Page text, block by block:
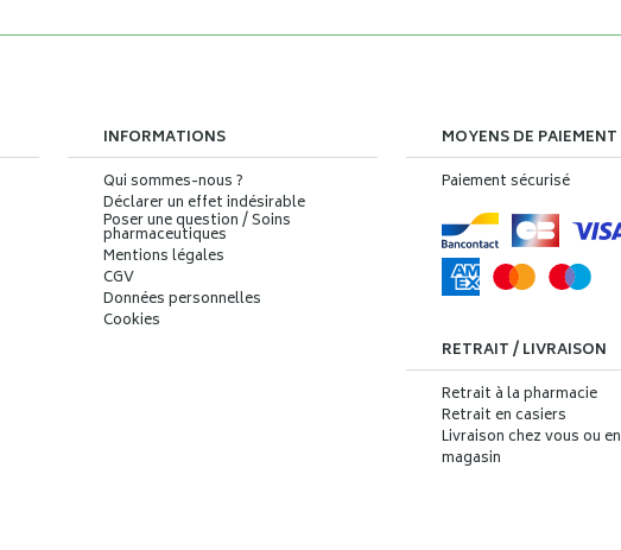
INFORMATIONS
Qui sommes-nous ?
Déclarer un effet indésirable
Poser une question / Soins
pharmaceutiques
Mentions légales
CGV
Données personnelles
Cookies
MOYENS DE PAIEMENT
Paiement sécurisé
RETRAIT / LIVRAISON
Retrait à la pharmacie
Retrait en casiers
Livraison chez vous ou en
magasin